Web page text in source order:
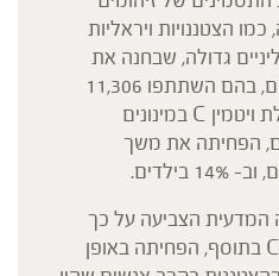
הצטננויות ויראליות
גדולה, שבחנה את
תוצאותיהם של 29 מחקרים, בהם השתתפו 11,306
איש, הצביעה על כך שנטילת ויטמין C במינונים
2 גרם ליום, הפחיתה את משך
המדעית הצביעה על כך
שנטילה קבועה של ויטמין C בתוסף, הפחיתה באופן